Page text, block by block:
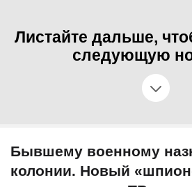
Листайте дальше,
следующую